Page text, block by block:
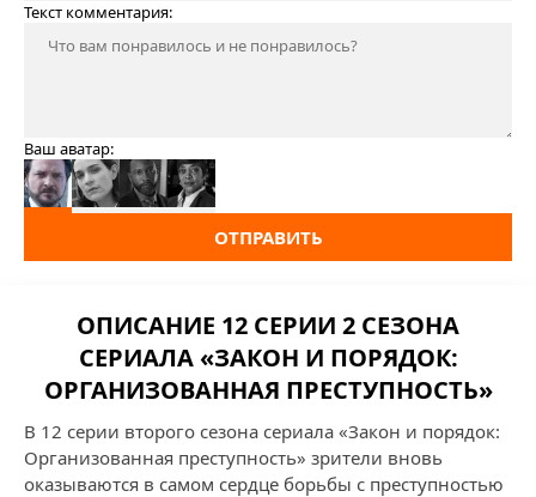
Текст комментария:
Ваш аватар:
ОТПРАВИТЬ
ОПИСАНИЕ 12 СЕРИИ 2 СЕЗОНА
СЕРИАЛА «ЗАКОН И ПОРЯДОК:
ОРГАНИЗОВАННАЯ ПРЕСТУПНОСТЬ»
В 12 серии второго сезона сериала «Закон и порядок:
Организованная преступность» зрители вновь
оказываются в самом сердце борьбы с преступностью